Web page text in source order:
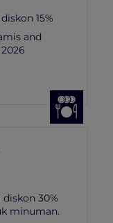
15%
and
30%
minuman.